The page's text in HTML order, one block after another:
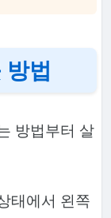
법
방법부터 살
태에서 왼쪽